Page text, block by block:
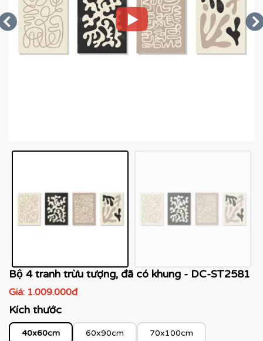
Bộ 4 tranh trừu tượng, đã có khung - DC-ST2581
Giá: 1.009.000đ
Kích thước
40x60cm 60x90cm 70x100cm